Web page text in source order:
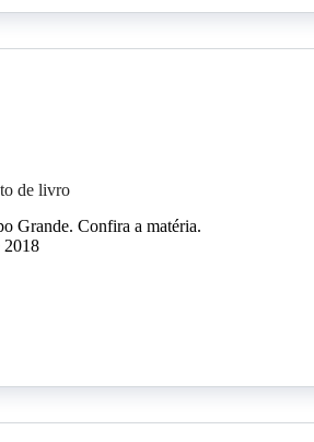
de livro
Grande. Confira a matéria.
2018